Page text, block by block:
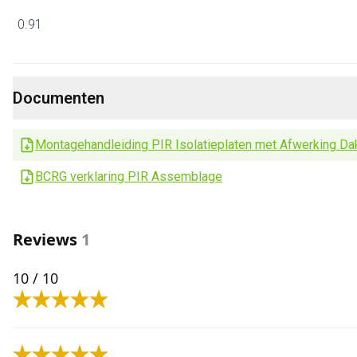
0.91
Documenten
Montagehandleiding PIR Isolatieplaten met Afwerking
BCRG verklaring PIR Assemblage
Reviews 1
10 / 10